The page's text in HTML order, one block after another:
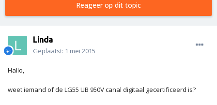
Reageer op dit topic
Linda
Geplaatst: 1 mei 2015
Hallo,
weet iemand of de LG55 UB 950V canal digitaal gecertificeerd is?